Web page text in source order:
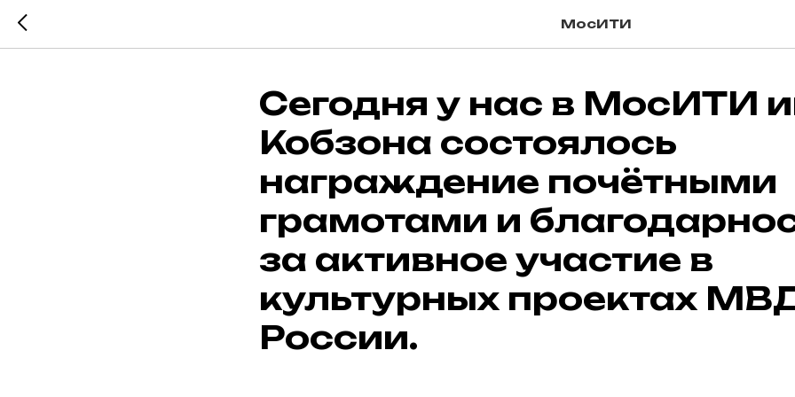
МосИТИ
Сегодня у нас в МосИТИ
Кобзона состоялось
награждение почётными
грамотами и
за активное участие в
культурных проектах
России.